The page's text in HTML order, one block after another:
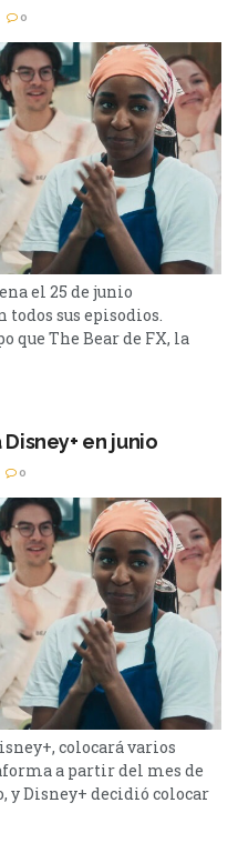
0
el 25 de junio
sus episodios.
que The Bear de FX, la
Emmy®, estrenará su
25 de junio
de su lanzamiento. La
en junio
0
colocará varios
a partir del mes de
y Disney+ decidió colocar
ellos se destacan la
para los amantes del